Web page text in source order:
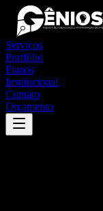
Serviços
Portfólio
Planos
Institucional
Contato
Orçamento